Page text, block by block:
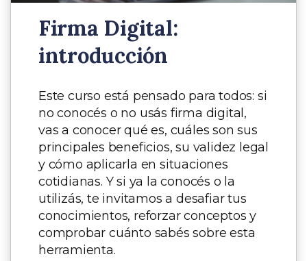
Firma Digital:
introducción
Este curso está pensado para todos: si
no conocés o no usás firma digital,
vas a conocer qué es, cuáles son sus
principales beneficios, su validez legal
y cómo aplicarla en situaciones
cotidianas. Y si ya la conocés o la
utilizás, te invitamos a desafiar tus
conocimientos, reforzar conceptos y
comprobar cuánto sabés sobre esta
herramienta.